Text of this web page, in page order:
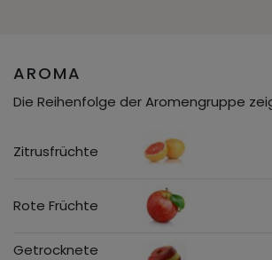
AROMA
Die Reihenfolge der Aromengruppe
Zitrusfrüchte
Rote Früchte
Getrocknete